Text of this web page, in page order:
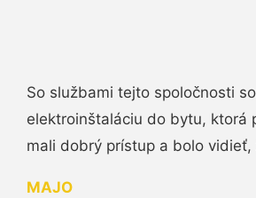
So službami tejto spoločnosti
elektroinštaláciu do bytu, ktorá
mali dobrý prístup a bolo vidieť,
MAJO